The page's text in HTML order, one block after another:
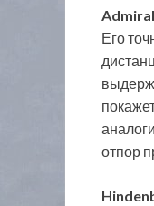
Его
отпор